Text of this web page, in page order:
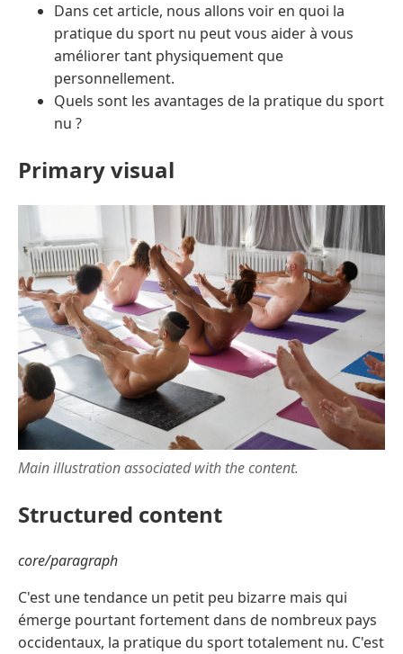
Dans cet article, nous allons voir en quoi la
pratique du sport nu peut vous aider à vous
améliorer tant physiquement que
personnellement.
Quels sont les avantages de la pratique du sport
nu ?
Primary visual
Main illustration associated with the content.
Structured content
core/paragraph
C'est une tendance un petit peu bizarre mais qui
émerge pourtant fortement dans de nombreux pays
occidentaux, la pratique du sport totalement nu. C'est